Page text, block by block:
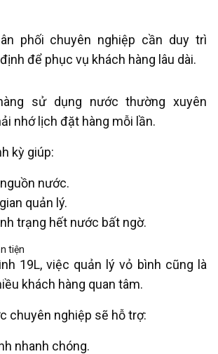
phối chuyên nghiệp cần duy trì
để phục vụ khách hàng lâu dài.
sử dụng nước thường xuyên
nhớ lịch đặt hàng mỗi lần.
kỳ giúp:
nước.
quản lý.
trạng hết nước bất ngờ.
tiện
19L, việc quản lý vỏ bình cũng là
khách hàng quan tâm.
chuyên nghiệp sẽ hỗ trợ:
nhanh chóng.